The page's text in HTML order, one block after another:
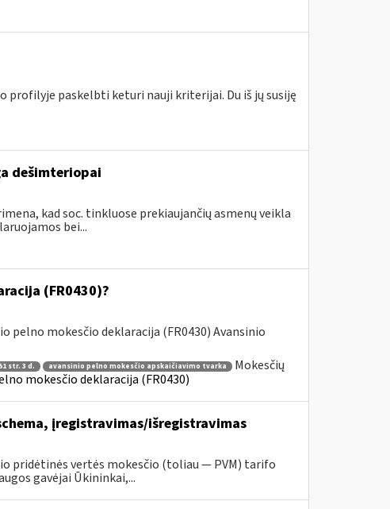
profilyje paskelbti keturi nauji kriterijai. Du iš jų susiję
dešimteriopai
kad soc. tinkluose prekiaujančių asmenų veikla
bei...
(FR0430)?
pelno mokesčio deklaracija (FR0430) Avansinio
str. 3 d. avansinio pelno mokesčio apskaičiavimo tvarka
Mokesčių
mokesčio deklaracija (FR0430)
įregistravimas/išregistravimas
pridėtinės vertės mokesčio (toliau — PVM) tarifo
gavėjai Ūkininkai,...